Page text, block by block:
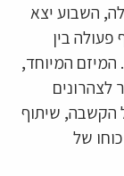
השבוע יצא
בין
"צלילי עולם" ועמותת "הזנק 800". המיזם המיוחד,
לצהרונים
הקשבה, שיתוף
של